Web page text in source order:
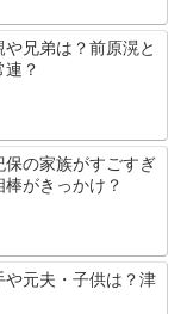
兄弟は？前原滉と
？
保の家族がすごすぎ
がきっかけ？
元夫・子供は？津